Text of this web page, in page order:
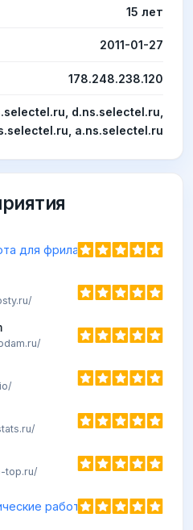
15 лет
2011-01-27
178.248.238.120
d.ns.selectel.ru,
a.ns.selectel.ru
top.ru/
ILIKE - ведуться
https://ilikeit.pro